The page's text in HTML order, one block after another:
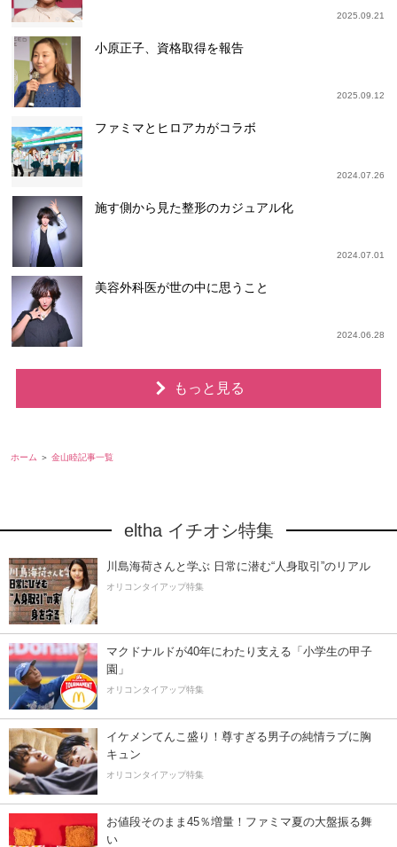
2025.09.21
小原正子、資格取得を報告
2025.09.12
ファミマとヒロアカがコラボ
2024.07.26
施す側から見た整形のカジュアル化
2024.07.01
美容外科医が世の中に思うこと
2024.06.28
もっと見る
ホーム 金山睦記事一覧
eltha イチオシ特集
川島海荷さんと学ぶ 日常に潜む“人身取引”のリアル
オリコンタイアップ特集
マクドナルドが40年にわたり支える「小学生の甲子
園」
オリコンタイアップ特集
イケメンてんこ盛り！尊すぎる男子の純情ラブに胸
キュン
オリコンタイアップ特集
お値段そのまま45％増量！ファミマ夏の大盤振る舞
い